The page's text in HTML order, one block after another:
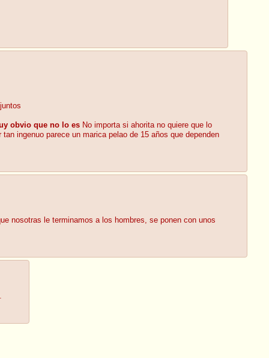
obvio que no lo es No importa si ahorita no quiere que lo
ingenuo parece un marica pelao de 15 años que dependen
nosotras le terminamos a los hombres, se ponen con unos